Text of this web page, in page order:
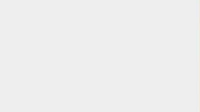
tous les contenus pour
d'un papillon N°8